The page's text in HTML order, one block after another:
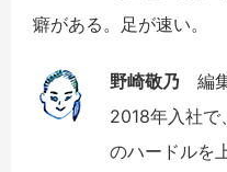
癖がある。足が速い。
野崎敬乃 編
2018年入社で
のハードルを